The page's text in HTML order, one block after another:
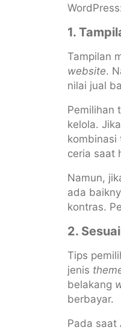
1.
Tampilan
website.
nilai jual
Pemilihan
kelola. Jika
kombinasi
ceria saat
Namun,
ada
kontras.
2.
Tips
jenis
belakang
berbayar.
Pada saat